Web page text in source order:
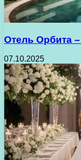
Отель Орбита
07.10.2025